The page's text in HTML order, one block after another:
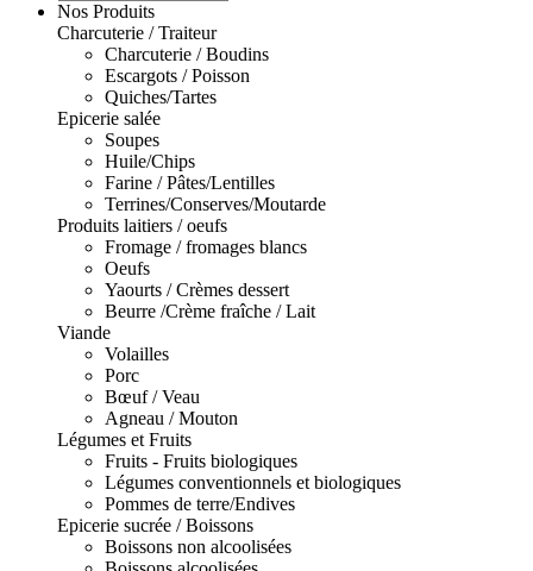
Nos Produits
Charcuterie / Traiteur
Charcuterie / Boudins
Escargots / Poisson
Quiches/Tartes
Epicerie salée
Soupes
Huile/Chips
Farine / Pâtes/Lentilles
Terrines/Conserves/Moutarde
Produits laitiers / oeufs
Fromage / fromages blancs
Oeufs
Yaourts / Crèmes dessert
Beurre /Crème fraîche / Lait
Viande
Volailles
Porc
Bœuf / Veau
Agneau / Mouton
Légumes et Fruits
Fruits - Fruits biologiques
Légumes conventionnels et biologiques
Pommes de terre/Endives
Epicerie sucrée / Boissons
Boissons non alcoolisées